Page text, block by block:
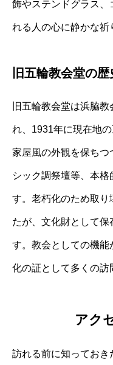
飾やステンドグラス
れる人の心に静かな祈
旧五輪教会堂の
旧五輪教会堂は浜脇
れ、1931年に現在地
家屋風の外観を保ち
シック調祭壇等、本格
す。老朽化のため取り
たが、文化財として
す。教会としての機能
化の証として多くの訪
アク
訪れる前に知っておき